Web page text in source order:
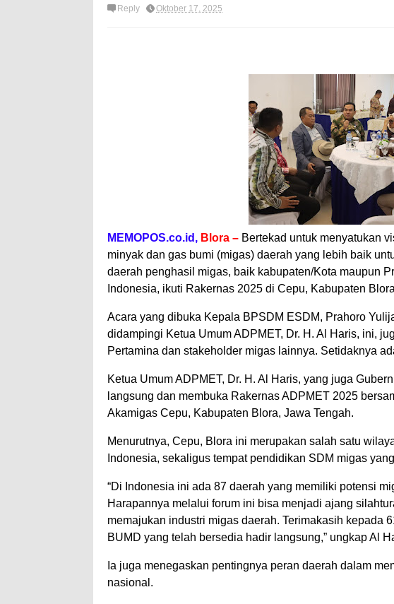
Reply Oktober 17, 2025
MEMOPOS.co.id, Blora – Bertekad untuk menyatukan
minyak dan gas bumi (migas) daerah yang lebih baik
daerah penghasil migas, baik kabupaten/Kota maupun
Indonesia, ikuti Rakernas 2025 di Cepu, Kabupaten
Acara yang dibuka Kepala BPSDM ESDM, Prahoro
didampingi Ketua Umum ADPMET, Dr. H. Al Haris, ini,
Pertamina dan stakeholder migas lainnya. Setidaknya
Ketua Umum ADPMET, Dr. H. Al Haris, yang juga
langsung dan membuka Rakernas ADPMET 2025
Akamigas Cepu, Kabupaten Blora, Jawa Tengah.
Menurutnya, Cepu, Blora ini merupakan salah satu
Indonesia, sekaligus tempat pendidikan SDM migas
“Di Indonesia ini ada 87 daerah yang memiliki potensi
Harapannya melalui forum ini bisa menjadi ajang
memajukan industri migas daerah. Terimakasih kepada
BUMD yang telah bersedia hadir langsung,” ungkap Al
Ia juga menegaskan pentingnya peran daerah dalam
nasional.